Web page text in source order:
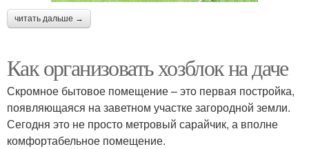
читать дальше →
Как организовать хозблок на даче
Скромное бытовое помещение – это первая постройка,
появляющаяся на заветном участке загородной земли.
Сегодня это не просто метровый сарайчик, а вполне
комфортабельное помещение.